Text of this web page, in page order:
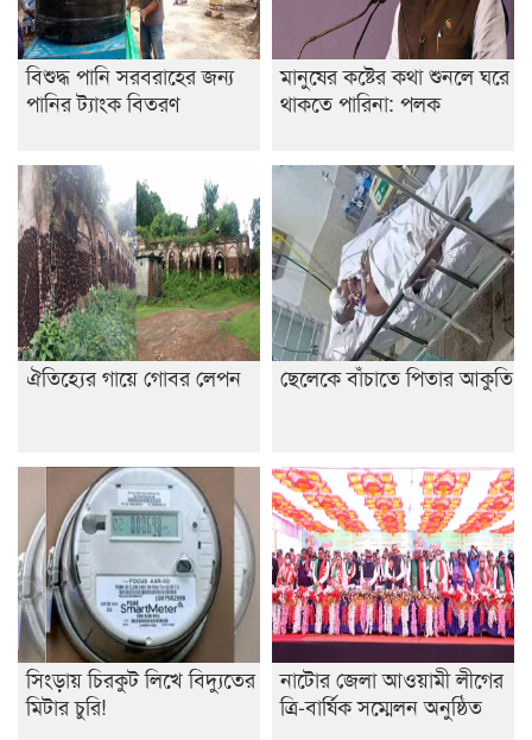
বিশুদ্ধ পানি সরবরাহের জন্য
পানির ট্যাংক বিতরণ
মানুষের কষ্টের কথা শুনলে ঘরে
থাকতে পারিনা: পলক
ঐতিহ্যের গায়ে গোবর লেপন ছেলেকে বাঁচাতে পিতার আকুতি
সিংড়ায় চিরকুট লিখে বিদ্যুতের
মিটার চুরি!
নাটোর জেলা আওয়ামী লীগের
ত্রি-বার্ষিক সম্মেলন অনুষ্ঠিত